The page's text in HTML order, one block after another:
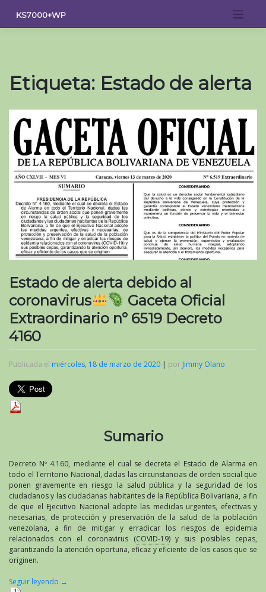
contenido
KS7000+WP
Etiqueta: Estado de alerta
Estado de alerta debido al
coronavirus
Gaceta Oficial
Extraordinario n° 6519 Decreto
4160
Publicada el miércoles, 18 de marzo de 2020 | por Jimmy Olano
Sumario
Decreto Nº 4.160, mediante el cual se decreta el Estado de Alarma en
todo el Territorio Nacional, dadas las circunstancias de orden social que
ponen gravemente en riesgo la salud pública y la seguridad de los
ciudadanos y las ciudadanas habitantes de la República Bolivariana, a fin
de que el Ejecutivo Nacional adopte las medidas urgentes, efectivas y
necesarias, de protección y preservación de la salud de la población
venezolana, a fin de mitigar y erradicar los riesgos de epidemia
relacionados con el coronavirus (COVID-19) y sus posibles cepas,
garantizando la atención oportuna, eficaz y eficiente de los casos que se
originen.
Seguir leyendo →